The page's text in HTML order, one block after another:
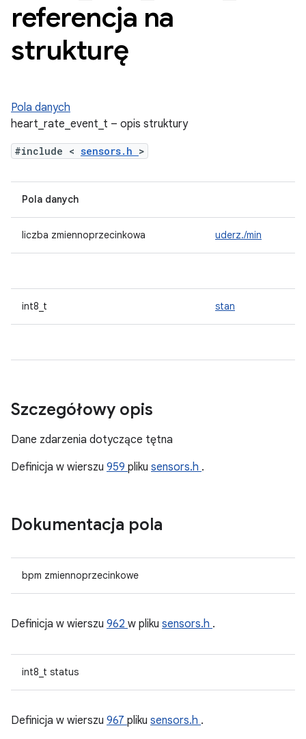
referencja na
strukturę
Pola danych
heart_rate_event_t – opis struktury
#include < sensors.h >
Pola danych
liczba zmiennoprzecinkowa uderz./min
int8_t stan
Szczegółowy opis
Dane zdarzenia dotyczące tętna
Definicja w wierszu 959 pliku sensors.h .
Dokumentacja pola
bpm zmiennoprzecinkowe
Definicja w wierszu 962 w pliku sensors.h .
int8_t status
Definicja w wierszu 967 pliku sensors.h .